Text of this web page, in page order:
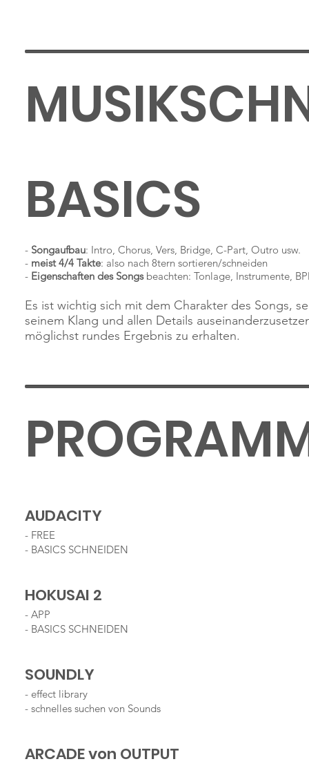
BASICS
- Songaufbau: Intro, Chorus, Vers, Bridge, C-Part, Outro usw.
- meist 4/4 Takte: also nach 8tern sortieren/schneiden
- Eigenschaften des Songsbeachten: Tonlage, Instrumente,
Es ist wichtig sich mit dem Charakter des Songs,
seinem Klang und allen Details
möglichst rundes Ergebnis zu erhalten.
AUDACITY
- FREE
- BASICS SCHNEIDEN
HOKUSAI 2
- APP
- BASICS SCHNEIDEN
SOUNDLY
- effect library
- schnelles suchen von Sounds
ARCADE von OUTPUT